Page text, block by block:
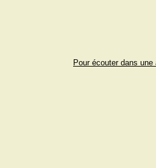
Pour écouter dans une